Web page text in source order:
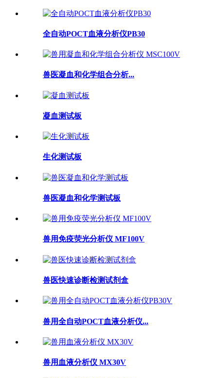
全自动POCT血液分析仪PB30
兽医凝血和化学组合分析...
凝血测试板
生化测试板
兽医凝血和化学测试板
兽用免疫荧光分析仪 MF100V
兽医快速诊断检测试剂盒
兽用全自动POCT血液分析仪...
兽用血液分析仪 MX30V